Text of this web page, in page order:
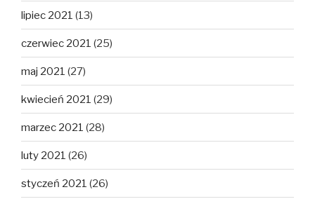
lipiec 2021 (13)
czerwiec 2021 (25)
maj 2021 (27)
kwiecień 2021 (29)
marzec 2021 (28)
luty 2021 (26)
styczeń 2021 (26)